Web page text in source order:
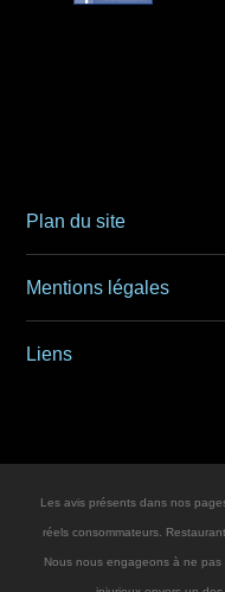
Plan du site
Mentions légales
Liens
Les avis présents dans nos
réels consommateurs.
Nous nous engageons à ne